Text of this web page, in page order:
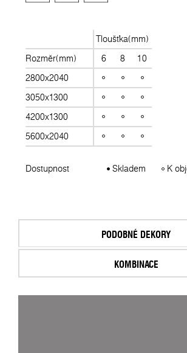
Tloušťka(mm)
Rozměr(mm)
6 8
10
2800x2040
3050x1300
4200x1300
5600x2040
Dostupnost Skladem K
PODOBNÉ DEKORY
KOMBINACE